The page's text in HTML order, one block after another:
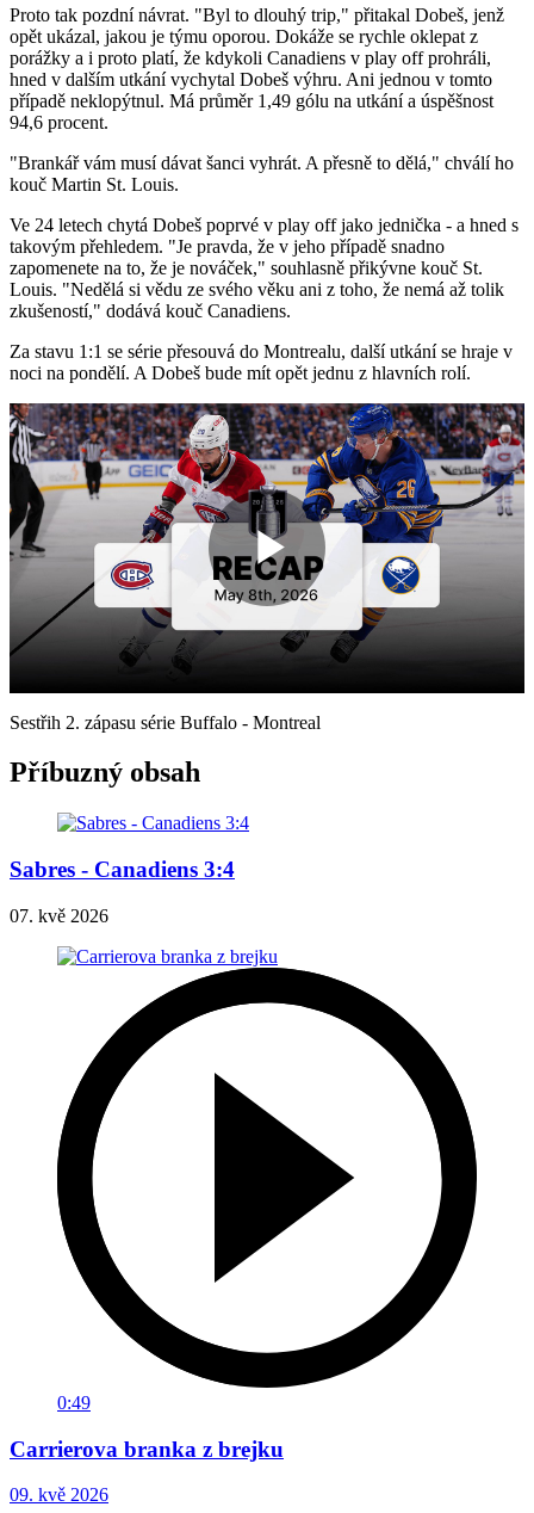
Proto tak pozdní návrat. "Byl to dlouhý trip," přitakal Dobeš, jenž
opět ukázal, jakou je týmu oporou. Dokáže se rychle oklepat z
porážky a i proto platí, že kdykoli Canadiens v play off prohráli,
hned v dalším utkání vychytal Dobeš výhru. Ani jednou v tomto
případě neklopýtnul. Má průměr 1,49 gólu na utkání a úspěšnost
94,6 procent.
"Brankář vám musí dávat šanci vyhrát. A přesně to dělá," chválí ho
kouč Martin St. Louis.
Ve 24 letech chytá Dobeš poprvé v play off jako jednička - a hned s
takovým přehledem. "Je pravda, že v jeho případě snadno
zapomenete na to, že je nováček," souhlasně přikývne kouč St.
Louis. "Nedělá si vědu ze svého věku ani z toho, že nemá až tolik
zkušeností," dodává kouč Canadiens.
Za stavu 1:1 se série přesouvá do Montrealu, další utkání se hraje v
noci na pondělí. A Dobeš bude mít opět jednu z hlavních rolí.
Play
Video
Sestřih 2. zápasu série Buffalo - Montreal
Příbuzný obsah
Sabres - Canadiens 3:4
07. kvě 2026
0:49
Carrierova branka z brejku
09. kvě 2026